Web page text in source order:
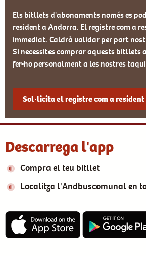
Els bitllets d'abonaments només es
resident a Andorra. El registre com a
immediat. Caldrà validar per part
Si necessites comprar aquests bitllets
fer-ho personalment a les nostres
Sol·licita el registre com a resident
Descarrega l'app
Compra el teu bitllet
Localitza l'Andbuscomunal en